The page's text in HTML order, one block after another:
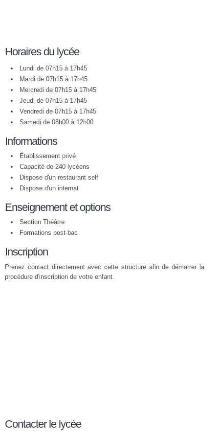
Horaires du lycée
Lundi de 07h15 à 17h45
Mardi de 07h15 à 17h45
Mercredi de 07h15 à 17h45
Jeudi de 07h15 à 17h45
Vendredi de 07h15 à 17h45
Samedi de 08h00 à 12h00
Informations
Établissement privé
Capacité de 240 lycéens
Dispose d'un restaurant self
Dispose d'un internat
Enseignement et options
Section Théâtre
Formations post-bac
Inscription
Prenez contact directement avec cette structure afin de démarrer la
procédure d'inscription de votre enfant.
Contacter le lycée